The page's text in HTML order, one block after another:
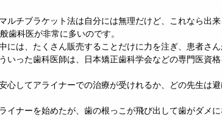
ルチブラケット法は自分には無理だけど、これなら出
歯科医が非常に多いのです。
には、たくさん販売することだけに力を注ぎ、患者さ
った歯科医師は、日本矯正歯科学会などの専門医資格
心してアライナーでの治療が受けれるか、どの先生は
イナーを始めたが、歯の根っこが飛び出して歯がダメ